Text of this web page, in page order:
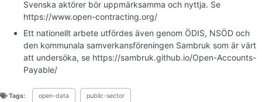
Svenska aktörer bör uppmärksamma och nyttja. Se
https://www.open-contracting.org/
Ett nationellt arbete utfördes även genom ÖDIS, NSÖD och
den kommunala samverkansföreningen Sambruk som är värt
att undersöka, se https://sambruk.github.io/Open-Accounts-
Payable/
Tags: open-data public-sector